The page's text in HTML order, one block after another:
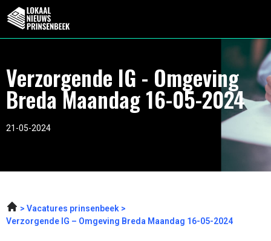
Verzorgende IG - Omgeving
Breda Maandag 16-05-2024
21-05-2024
Vacatures prinsenbeek
Verzorgende IG – Omgeving Breda Maandag 16-05-2024